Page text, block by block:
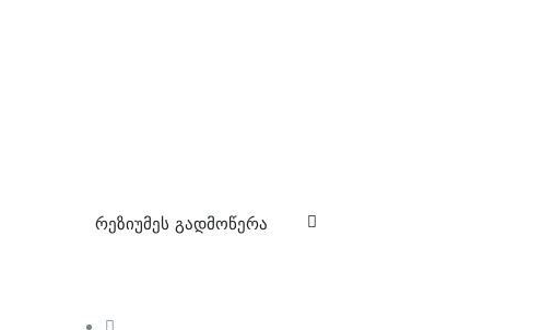
რეზიუმეს გადმოწერა